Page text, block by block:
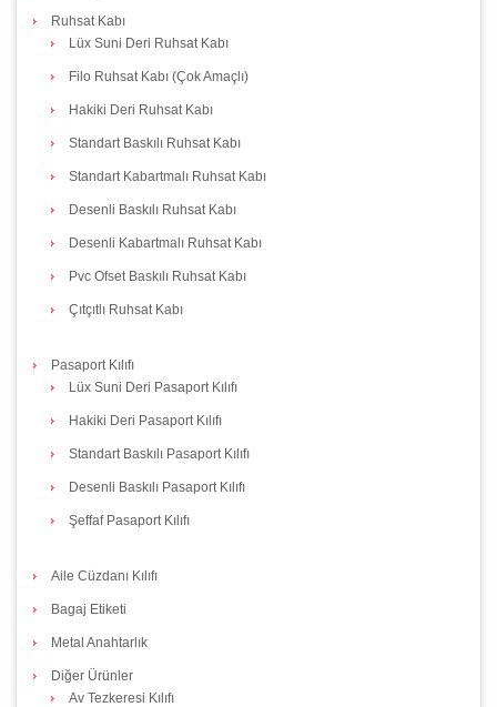
Ruhsat Kabı
Lüx Suni Deri Ruhsat Kabı
Filo Ruhsat Kabı (Çok Amaçlı)
Hakiki Deri Ruhsat Kabı
Standart Baskılı Ruhsat Kabı
Standart Kabartmalı Ruhsat Kabı
Desenli Baskılı Ruhsat Kabı
Desenli Kabartmalı Ruhsat Kabı
Pvc Ofset Baskılı Ruhsat Kabı
Çıtçıtlı Ruhsat Kabı
Pasaport Kılıfı
Lüx Suni Deri Pasaport Kılıfı
Hakiki Deri Pasaport Kılıfı
Standart Baskılı Pasaport Kılıfı
Desenli Baskılı Pasaport Kılıfı
Şeffaf Pasaport Kılıfı
Aile Cüzdanı Kılıfı
Bagaj Etiketi
Metal Anahtarlık
Diğer Ürünler
Av Tezkeresi Kılıfı